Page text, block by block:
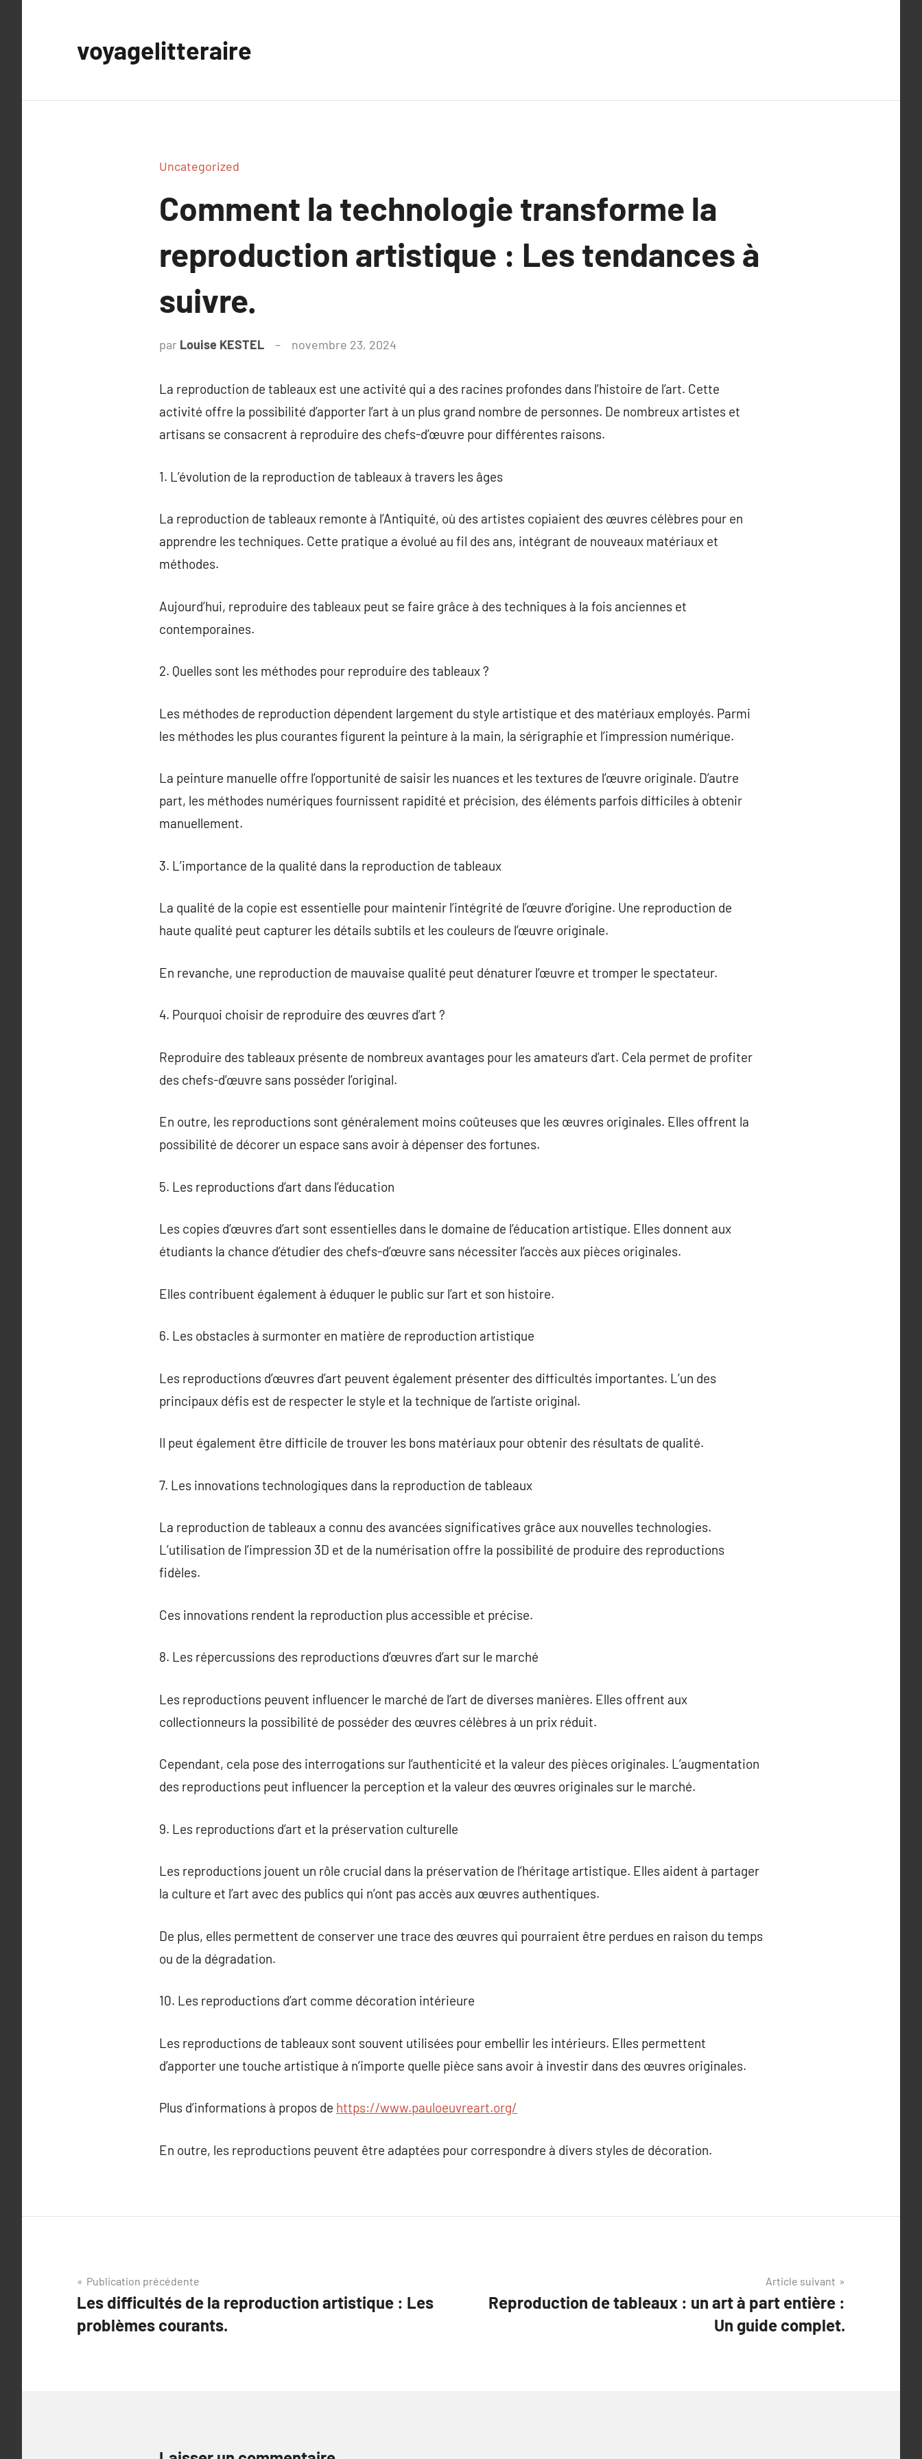
voyagelitteraire
Uncategorized
Comment la technologie transforme la
reproduction artistique : Les tendances à
suivre.
par Louise KESTEL novembre 23, 2024
La reproduction de tableaux est une activité qui a des racines profondes dans l’histoire de l’art. Cette
activité offre la possibilité d’apporter l’art à un plus grand nombre de personnes. De nombreux artistes et
artisans se consacrent à reproduire des chefs-d’œuvre pour différentes raisons.
1. L’évolution de la reproduction de tableaux à travers les âges
La reproduction de tableaux remonte à l’Antiquité, où des artistes copiaient des œuvres célèbres pour en
apprendre les techniques. Cette pratique a évolué au fil des ans, intégrant de nouveaux matériaux et
méthodes.
Aujourd’hui, reproduire des tableaux peut se faire grâce à des techniques à la fois anciennes et
contemporaines.
2. Quelles sont les méthodes pour reproduire des tableaux ?
Les méthodes de reproduction dépendent largement du style artistique et des matériaux employés. Parmi
les méthodes les plus courantes figurent la peinture à la main, la sérigraphie et l’impression numérique.
La peinture manuelle offre l’opportunité de saisir les nuances et les textures de l’œuvre originale. D’autre
part, les méthodes numériques fournissent rapidité et précision, des éléments parfois difficiles à obtenir
manuellement.
3. L’importance de la qualité dans la reproduction de tableaux
La qualité de la copie est essentielle pour maintenir l’intégrité de l’œuvre d’origine. Une reproduction de
haute qualité peut capturer les détails subtils et les couleurs de l’œuvre originale.
En revanche, une reproduction de mauvaise qualité peut dénaturer l’œuvre et tromper le spectateur.
4. Pourquoi choisir de reproduire des œuvres d’art ?
Reproduire des tableaux présente de nombreux avantages pour les amateurs d’art. Cela permet de profiter
des chefs-d’œuvre sans posséder l’original.
En outre, les reproductions sont généralement moins coûteuses que les œuvres originales. Elles offrent la
possibilité de décorer un espace sans avoir à dépenser des fortunes.
5. Les reproductions d’art dans l’éducation
Les copies d’œuvres d’art sont essentielles dans le domaine de l’éducation artistique. Elles donnent aux
étudiants la chance d’étudier des chefs-d’œuvre sans nécessiter l’accès aux pièces originales.
Elles contribuent également à éduquer le public sur l’art et son histoire.
6. Les obstacles à surmonter en matière de reproduction artistique
Les reproductions d’œuvres d’art peuvent également présenter des difficultés importantes. L’un des
principaux défis est de respecter le style et la technique de l’artiste original.
Il peut également être difficile de trouver les bons matériaux pour obtenir des résultats de qualité.
7. Les innovations technologiques dans la reproduction de tableaux
La reproduction de tableaux a connu des avancées significatives grâce aux nouvelles technologies.
L’utilisation de l’impression 3D et de la numérisation offre la possibilité de produire des reproductions
fidèles.
Ces innovations rendent la reproduction plus accessible et précise.
8. Les répercussions des reproductions d’œuvres d’art sur le marché
Les reproductions peuvent influencer le marché de l’art de diverses manières. Elles offrent aux
collectionneurs la possibilité de posséder des œuvres célèbres à un prix réduit.
Cependant, cela pose des interrogations sur l’authenticité et la valeur des pièces originales. L’augmentation
des reproductions peut influencer la perception et la valeur des œuvres originales sur le marché.
9. Les reproductions d’art et la préservation culturelle
Les reproductions jouent un rôle crucial dans la préservation de l’héritage artistique. Elles aident à partager
la culture et l’art avec des publics qui n’ont pas accès aux œuvres authentiques.
De plus, elles permettent de conserver une trace des œuvres qui pourraient être perdues en raison du temps
ou de la dégradation.
10. Les reproductions d’art comme décoration intérieure
Les reproductions de tableaux sont souvent utilisées pour embellir les intérieurs. Elles permettent
d’apporter une touche artistique à n’importe quelle pièce sans avoir à investir dans des œuvres originales.
Plus d’informations à propos de https://www.pauloeuvreart.org/
En outre, les reproductions peuvent être adaptées pour correspondre à divers styles de décoration.
Navigation
de
l’article
Publication précédente
Les difficultés de la reproduction artistique : Les
problèmes courants.
Article suivant
Reproduction de tableaux : un art à part entière :
Un guide complet.